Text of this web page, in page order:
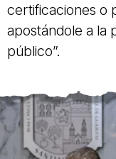
certificaciones o
apostándole a la
público”.